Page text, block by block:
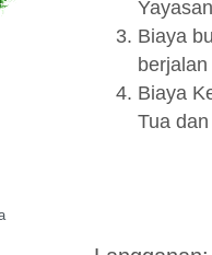
Biaya
berjalan
Biaya
Tua